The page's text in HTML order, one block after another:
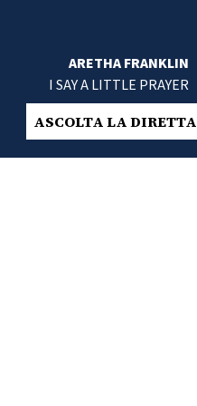
ARETHA FRANKLIN
I SAY A LITTLE PRAYER
ASCOLTA LA DIRETTA